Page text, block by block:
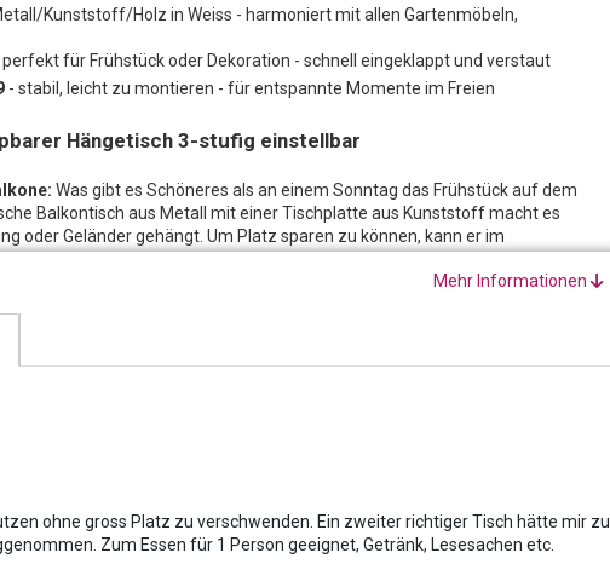
Kunststoff/Holz in Weiss - harmoniert mit allen Gartenmöbeln,
perfekt für Frühstück oder Dekoration - schnell eingeklappt und verstaut
- stabil, leicht zu montieren - für entspannte Momente im Freien
Hängetisch 3-stufig einstellbar
Was gibt es Schöneres als an einem Sonntag das Frühstück auf dem
Balkontisch aus Metall mit einer Tischplatte aus Kunststoff macht es
oder Geländer gehängt. Um Platz sparen zu können, kann er im
Gartenmöbel-Landschaft:
mit allen Geflecht-, Holz- und Metall-Gartenmöbel. Auch Dekorations-
und Farben kommen darauf und drumherum prima zur Geltung.
Mehr Informationen
ohne gross Platz zu verschwenden. Ein zweiter richtiger Tisch hätte mir zu